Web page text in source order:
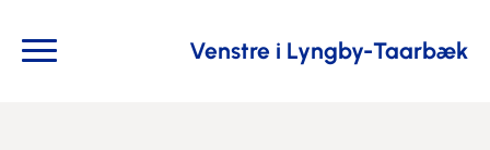
Venstre i Lyngby-Taarbæk